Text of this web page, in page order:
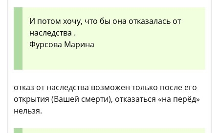
И потом хочу, что бы она отказалась от
наследства .
Фурсова Марина
отказ от наследства возможен только после его
открытия (Вашей смерти), отказаться «на перёд»
нельзя.